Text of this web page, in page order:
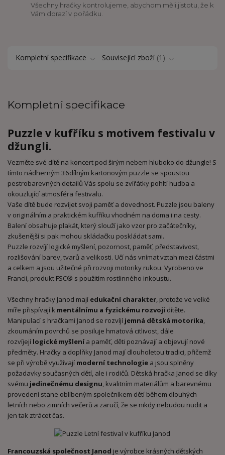
Všechny hračky kontrolujeme, abychom měli jistotu, že k
Vám dorazí v pořádku.
Kompletní specifikace Související zboží 1
Kompletní specifikace
Puzzle v kufříku s motivem festivalu v
džungli.
Vezměte své dítě na koncert pod širým nebem hluboko do džungle! S
tímto nádherným 36dílným kartonovým puzzle se spoustou
pestrobarevných detailů Vás spolu se zvířátky pohltí hudba a
okouzlující atmosféra festivalu.
Vaše dítě bude rozvíjet svoji paměť a dovednost. Puzzle jsou baleny
v originálním a praktickém kufříku vhodném na doma i na cesty.
Balení obsahuje plakát, který slouží jako vzor pro začátečníky,
zkušenější si pak mohou skládačku poskládat sami.
Puzzle rozvíjí logické myšlení, pozornost, paměť, představivost,
rozlišování barev, tvarů a velikosti. Učí nás vnímat vztah mezi částmi
a celkem a jsou užitečné při rozvoji motoriky rukou. Vyrobeno ve
Francii, produkt FSC® s použitím rostlinného inkoustu.
Všechny hračky Janod mají edukační charakter, protože ve velké
míře přispívají k mentálnímu a fyzickému rozvoji dítěte.
Manipulací s hračkami Janod se rozvíjí jemná dětská motorika,
zkoumáním povrchů se posiluje hmatová citlivost, dále
rozvíjejí logické myšlenía paměť, děti poznávají a objevují nové
předměty. Hračky a doplňky Janod mají dlouholetou tradici, přičemž
se při výrobě využívají moderní technologie a jsou splněny
požadavky současných dětí, ale i rodičů. Dětská hračka Janod se díky
svému jedinečnému designu, kvalitním materiálům a barevnému
provedení stane oblíbeným společníkem dětí během dlouhých
letních nebo zimních večerů a zaručí, že se nikdy nebudou nudit a
jen tak ztrácet čas.
Francouzská společnost Janod je výrobce krásných dětských